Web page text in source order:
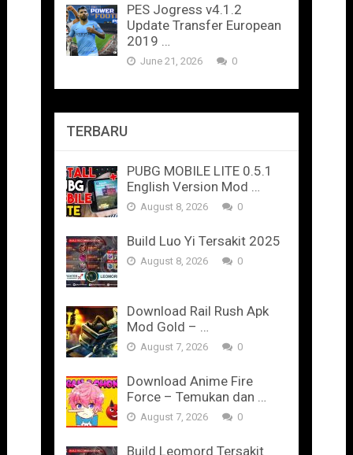
PES Jogress v4.1.2
Update Transfer European
2019 …
June 21, 2026 0
TERBARU
PUBG MOBILE LITE 0.5.1
English Version Mod …
August 8, 2026 0
Build Luo Yi Tersakit 2025
August 8, 2026 0
Download Rail Rush Apk
Mod Gold – …
August 7, 2026 0
Download Anime Fire
Force – Temukan dan …
August 7, 2026 0
Build Leomord Tersakit